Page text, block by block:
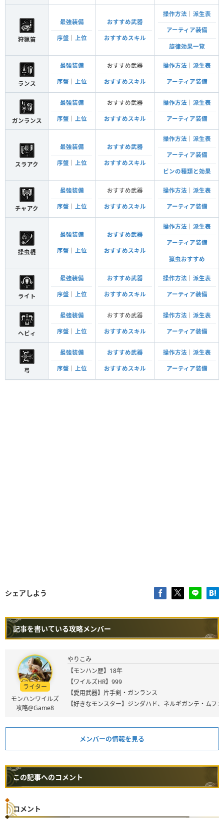
狩猟笛
最強装備
序盤 上位
おすすめ武器
おすすめスキル
操作方法 派生表
アーティア装備
旋律効果一覧
ランス
最強装備
序盤 上位
おすすめ武器
おすすめスキル
操作方法 派生表
アーティア装備
ガンランス
最強装備
序盤 上位
おすすめ武器
おすすめスキル
操作方法 派生表
アーティア装備
スラアク
最強装備
序盤 上位
おすすめ武器
おすすめスキル
操作方法 派生表
アーティア装備
ビンの種類と効果
チャアク
最強装備
序盤 上位
おすすめ武器
おすすめスキル
操作方法 派生表
アーティア装備
操虫棍
最強装備
序盤 上位
おすすめ武器
おすすめスキル
操作方法 派生表
アーティア装備
猟虫おすすめ
ライト
最強装備
序盤 上位
おすすめ武器
おすすめスキル
操作方法 派生表
アーティア装備
ヘビィ
最強装備
序盤 上位
おすすめ武器
おすすめスキル
操作方法 派生表
アーティア装備
弓
最強装備
序盤 上位
おすすめ武器
おすすめスキル
操作方法 派生表
アーティア装備
シェアしよう
記事を書いている攻略メンバー
ライター
モンハンワイルズ
攻略@Game8
やりこみ
【モンハン歴】18年
【ワイルズHR】999
【愛用武器】片手剣・ガンランス
【好きなモンスター】ジンダハド、ネルギガンテ・ムフ
メンバーの情報を見る
この記事へのコメント
コメント